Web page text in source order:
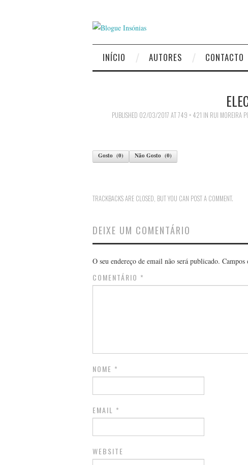
INÍCIO AUTORES CONTACTO
PUBLISHED 02/03/2017 AT749 × 421 IN RUI MOREIRA
Gosto (0) Não Gosto (0)
TRACKBACKS ARE CLOSED, BUT YOU CAN POST A COMMENT.
DEIXE UM COMENTÁRIO
O seu endereço de email não será publicado. Campos
COMENTÁRIO *
NOME *
EMAIL *
WEBSITE